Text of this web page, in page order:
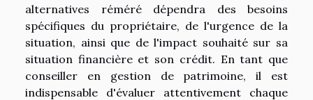
alternatives réméré dépendra des besoins
spécifiques du propriétaire, de l'urgence de la
situation, ainsi que de l'impact souhaité sur sa
situation financière et son crédit. En tant que
conseiller en gestion de patrimoine, il est
indispensable d'évaluer attentivement chaque